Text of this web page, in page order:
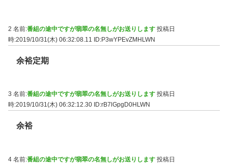
2 名前:番組の途中ですが翡翠の名無しがお送りします 投稿日
時:2019/10/31(木) 06:32:08.11 ID:P3wYPEvZMHLWN
余裕定期
3 名前:番組の途中ですが翡翠の名無しがお送りします 投稿日
時:2019/10/31(木) 06:32:12.30 ID:rB7lGpgD0HLWN
余裕
4 名前:番組の途中ですが翡翠の名無しがお送りします 投稿日